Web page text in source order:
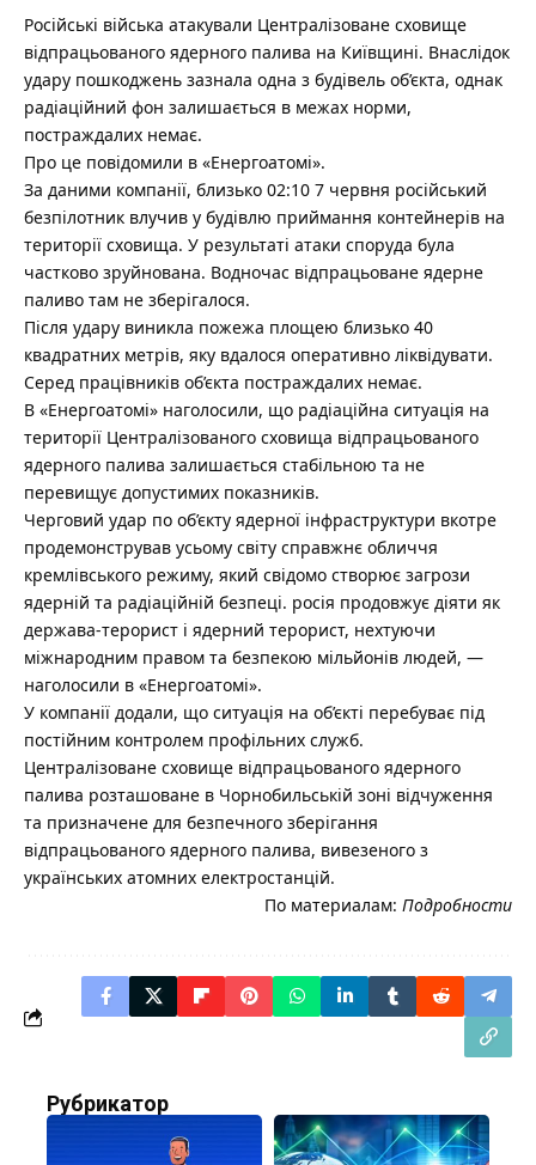
Російські війська атакували Централізоване сховище
відпрацьованого ядерного палива на Київщині. Внаслідок
удару пошкоджень зазнала одна з будівель об’єкта, однак
радіаційний фон залишається в межах норми,
постраждалих немає.
Про це повідомили в «Енергоатомі».
За даними компанії, близько 02:10 7 червня російський
безпілотник влучив у будівлю приймання контейнерів на
території сховища. У результаті атаки споруда була
частково зруйнована. Водночас відпрацьоване ядерне
паливо там не зберігалося.
Після удару виникла пожежа площею близько 40
квадратних метрів, яку вдалося оперативно ліквідувати.
Серед працівників об’єкта постраждалих немає.
В «Енергоатомі» наголосили, що радіаційна ситуація на
території Централізованого сховища відпрацьованого
ядерного палива залишається стабільною та не
перевищує допустимих показників.
Черговий удар по об’єкту ядерної інфраструктури вкотре
продемонстрував усьому світу справжнє обличчя
кремлівського режиму, який свідомо створює загрози
ядерній та радіаційній безпеці. росія продовжує діяти як
держава-терорист і ядерний терорист, нехтуючи
міжнародним правом та безпекою мільйонів людей, —
наголосили в «Енергоатомі».
У компанії додали, що ситуація на об’єкті перебуває під
постійним контролем профільних служб.
Централізоване сховище відпрацьованого ядерного
палива розташоване в Чорнобильській зоні відчуження
та призначене для безпечного зберігання
відпрацьованого ядерного палива, вивезеного з
українських атомних електростанцій.
По материалам: Подробности
Рубрикатор